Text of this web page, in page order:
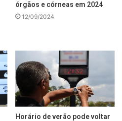
órgãos e córneas em 2024
12/09/2024
Horário de verão pode voltar